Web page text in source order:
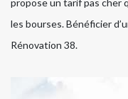
les bourses. Bénéficier
Rénovation 38.